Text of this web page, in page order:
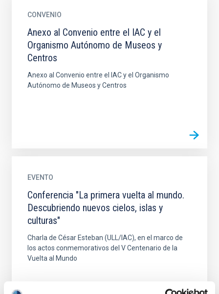
CONVENIO
Anexo al Convenio entre el IAC y el
Organismo Autónomo de Museos y
Centros
Anexo al Convenio entre el IAC y el Organismo
Autónomo de Museos y Centros
EVENTO
Conferencia "La primera vuelta al mundo.
Descubriendo nuevos cielos, islas y
culturas"
Charla de César Esteban (ULL/IAC), en el marco de
los actos conmemorativos del V Centenario de la
Vuelta al Mundo